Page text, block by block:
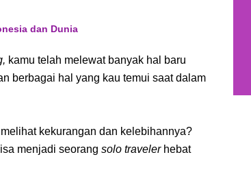
dan Dunia
kamu telah melewat banyak hal baru
berbagai hal yang kau temui saat dalam
kekurangan dan kelebihannya?
menjadi seorang solo traveler hebat